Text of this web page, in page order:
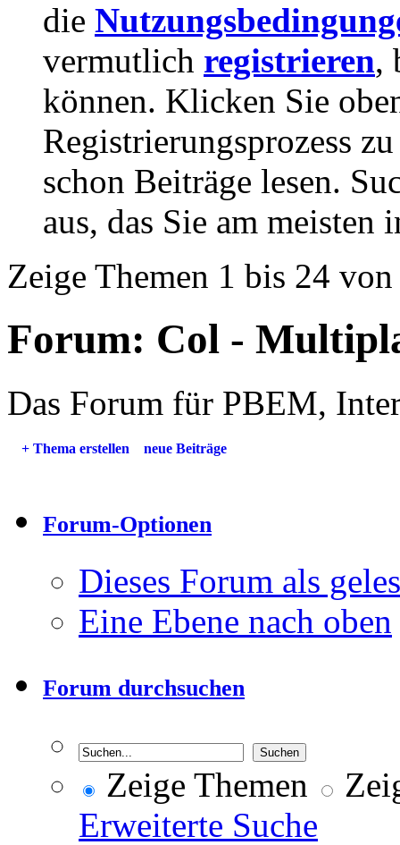
die
vermutlich registrieren,
können. Klicken Sie
Registrierungsprozess
schon Beiträge lesen.
aus, das Sie am meisten
Zeige Themen 1 bis 24
Forum: Col -
Das Forum für PBEM,
+ Thema erstellen neue Beiträge
Forum-Optionen
Dieses Forum als
Eine Ebene nach oben
Forum durchsuchen
Zeige Themen
Erweiterte Suche